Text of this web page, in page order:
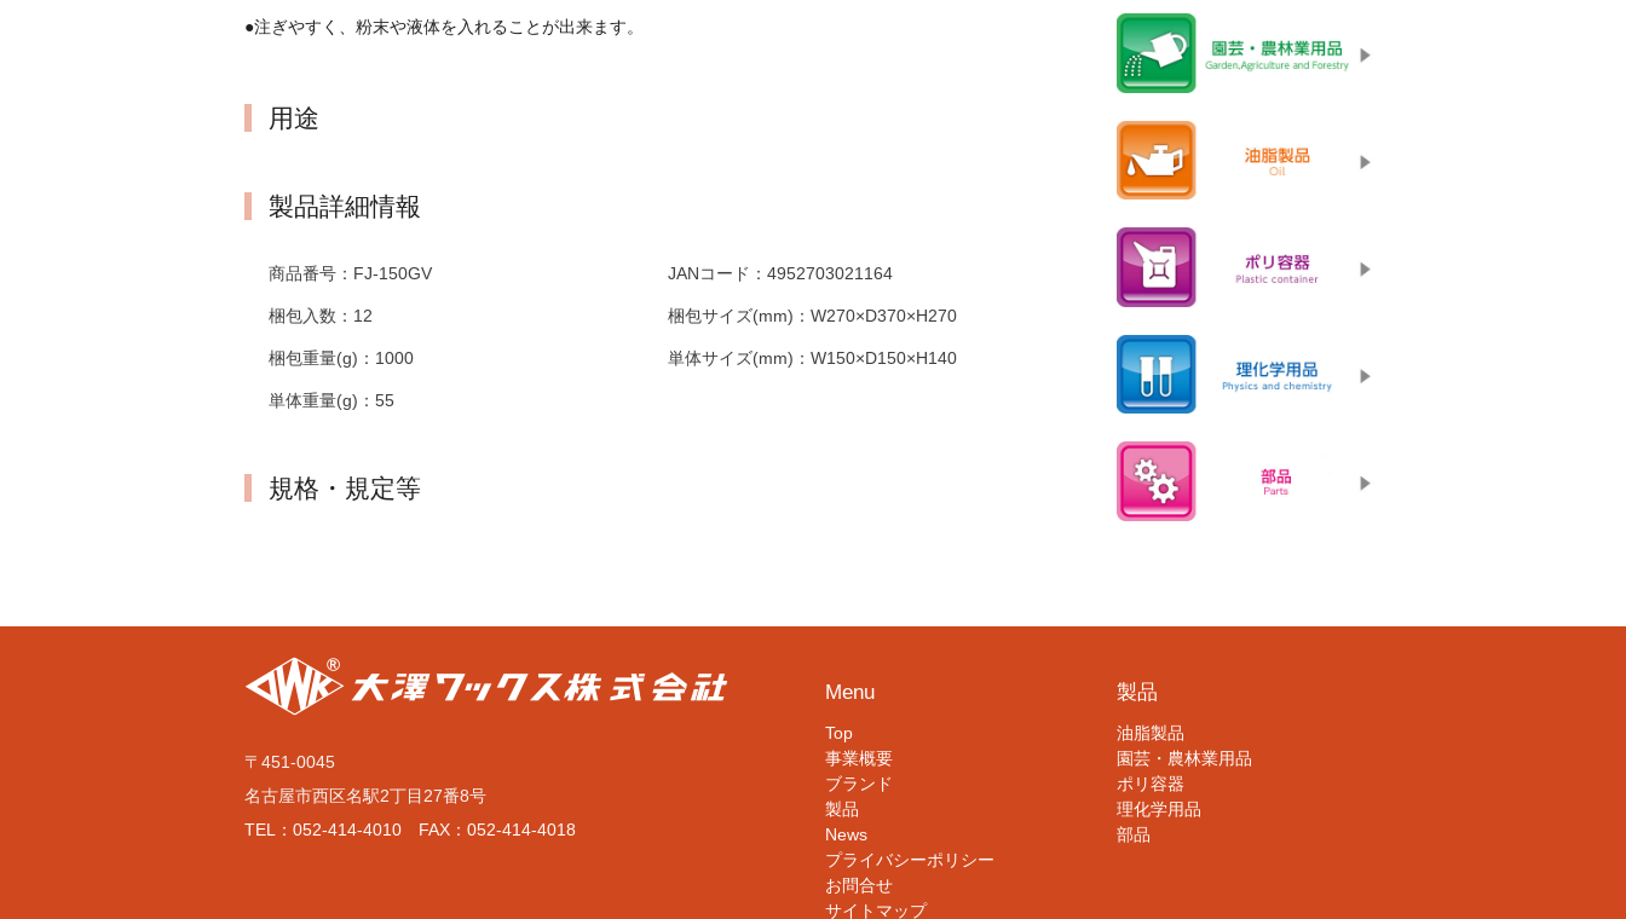
●注ぎやすく、粉末や液体を入れることが出来ます。
用途
製品詳細情報
商品番号： FJ-150GV JANコード： 4952703021164
梱包入数： 12 梱包サイズ(mm)： W270×D370×H270
梱包重量(g)： 1000 単体サイズ(mm)： W150×D150×H140
単体重量(g)： 55
規格・規定等
〒451-0045
名古屋市西区名駅2丁目27番8号
TEL：052-414-4010 FAX：052-414-4018
Menu
Top
事業概要
ブランド
製品
News
プライバシーポリシー
お問合せ
サイトマップ
製品
油脂製品
園芸・農林業用品
ポリ容器
理化学用品
部品